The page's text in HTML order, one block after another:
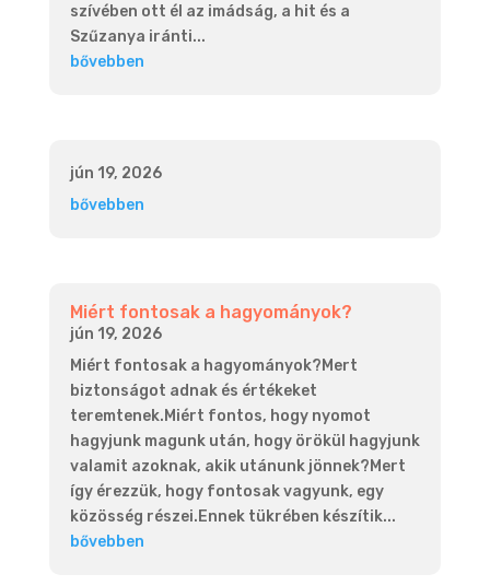
szívében ott él az imádság, a hit és a
Szűzanya iránti...
bővebben
jún 19, 2026
bővebben
Miért fontosak a hagyományok?
jún 19, 2026
Miért fontosak a hagyományok?Mert
biztonságot adnak és értékeket
teremtenek.Miért fontos, hogy nyomot
hagyjunk magunk után, hogy örökül hagyjunk
valamit azoknak, akik utánunk jönnek?Mert
így érezzük, hogy fontosak vagyunk, egy
közösség részei.Ennek tükrében készítik...
bővebben